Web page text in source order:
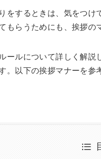
をするときは、気をつけ
もらうためにも、挨拶の
ールについて詳しく解
。以下の挨拶マナーを